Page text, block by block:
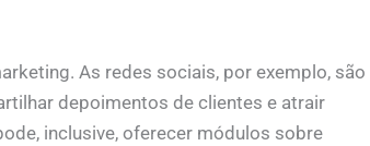
As redes sociais, por exemplo, são
depoimentos de clientes e atrair
inclusive, oferecer módulos sobre